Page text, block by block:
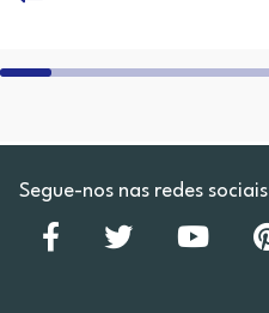
Segue-nos nas redes sociais